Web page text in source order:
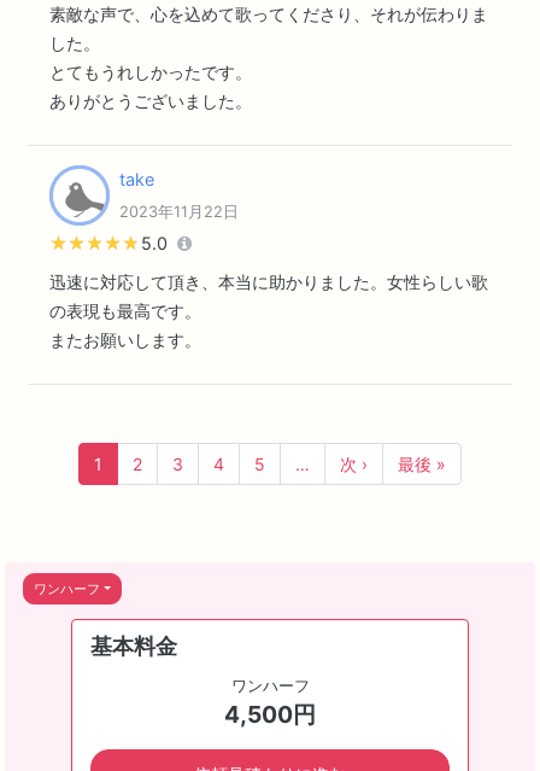
素敵な声で、心を込めて歌ってくださり、それが伝わりま
した。
とてもうれしかったです。
ありがとうございました。
take
2023年11月22日
★★★★★
★★★★★ 5.0
迅速に対応して頂き、本当に助かりました。女性らしい歌
の表現も最高です。
またお願いします。
1 2 3 4 5 … 次 › 最後 »
ワンハーフ
基本料金
ワンハーフ
4,500円